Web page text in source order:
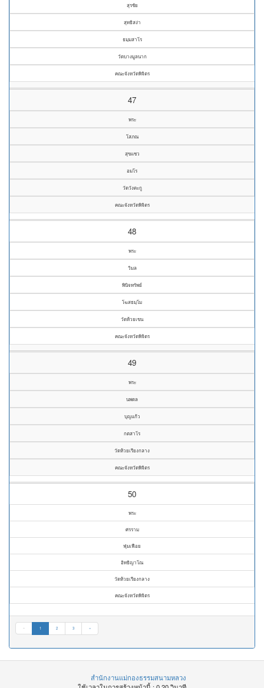
สุรชัย
สุทธิสง่า
ธมฺมสาโร
วัดบางมูลนาก
คณะจังหวัดพิจิตร
47
พระ
โสภณ
สุขแชว
อมโร
วัดวังตะกู
คณะจังหวัดพิจิตร
48
พระ
วิมล
พินิจทรัพย์
โฆสธมฺโม
วัดห้วยเขน
คณะจังหวัดพิจิตร
49
พระ
นพดล
บุญแก้ว
กตสาโร
วัดห้วยเรียงกลาง
คณะจังหวัดพิจิตร
50
พระ
ศรราม
ฟุ่มเฟือย
อิทธิญาโณ
วัดห้วยเรียงกลาง
คณะจังหวัดพิจิตร
« 1 2 3 »
สำนักงานแม่กองธรรมสนามหลวง